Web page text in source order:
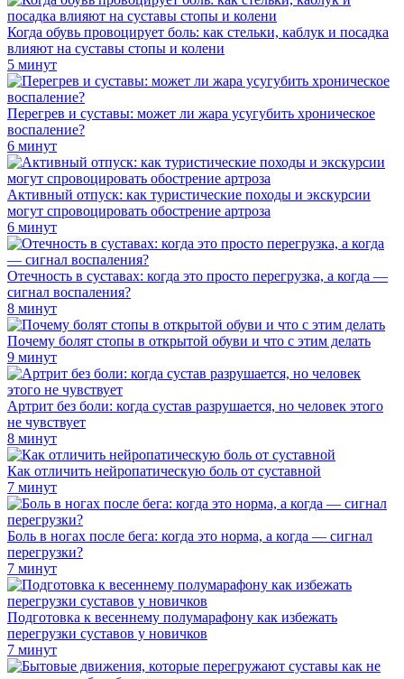
Когда обувь провоцирует боль: как стельки, каблук и посадка
влияют на суставы стопы и колени
5 минут
Перегрев и суставы: может ли жара усугубить хроническое
воспаление?
6 минут
Активный отпуск: как туристические походы и экскурсии
могут спровоцировать обострение артроза
6 минут
Отечность в суставах: когда это просто перегрузка, а когда —
сигнал воспаления?
8 минут
Почему болят стопы в открытой обуви и что с этим делать
9 минут
Артрит без боли: когда сустав разрушается, но человек этого
не чувствует
8 минут
Как отличить нейропатическую боль от суставной
7 минут
Боль в ногах после бега: когда это норма, а когда — сигнал
перегрузки?
7 минут
Подготовка к весеннему полумарафону как избежать
перегрузки суставов у новичков
7 минут